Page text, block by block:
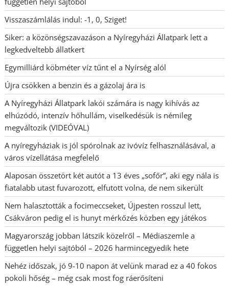
Visszaszámlálás indul: -1, 0, Sziget!
Siker: a közönségszavazáson a Nyíregyházi Állatpark lett a
legkedveltebb állatkert
Egymilliárd köbméter víz tűnt el a Nyírség alól
Újra csökken a benzin és a gázolaj ára is
A Nyíregyházi Állatpark lakói számára is nagy kihívás az
elhúzódó, intenzív hőhullám, viselkedésük is némileg
megváltozik (VIDEÓVAL)
A nyíregyháziak is jól spórolnak az ivóvíz felhasználásával, a
város vízellátása megfelelő
Alaposan összetört két autót a 13 éves „sofőr”, aki egy nála is
fiatalabb utast fuvarozott, elfutott volna, de nem sikerült
Nem halasztották a focimeccseket, Újpesten rosszul lett,
Csákváron pedig el is hunyt mérkőzés közben egy játékos
Magyarország jobban látszik közelről – Médiaszemle a
független helyi sajtóból – 2026 harmincegyedik hete
Nehéz időszak, jó 9-10 napon át velünk marad ez a 40 fokos
pokoli hőség – még csak most fog ráerősíteni